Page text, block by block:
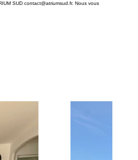
SUD contact@atriumsud.fr. Nous vous